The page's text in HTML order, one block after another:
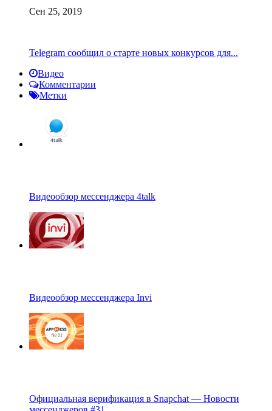
Сен 25, 2019
Telegram сообщил о старте новых конкурсов для...
Видео
Комментарии
Метки
Видеообзор мессенджера 4talk
Видеообзор мессенджера Invi
Официальная верификация в Snapchat — Новости